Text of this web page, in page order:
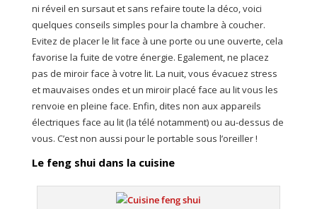
ni réveil en sursaut et sans refaire toute la déco, voici
quelques conseils simples pour la chambre à coucher.
Evitez de placer le lit face à une porte ou une ouverte, cela
favorise la fuite de votre énergie. Egalement, ne placez
pas de miroir face à votre lit. La nuit, vous évacuez stress
et mauvaises ondes et un miroir placé face au lit vous les
renvoie en pleine face. Enfin, dites non aux appareils
électriques face au lit (la télé notamment) ou au-dessus de
vous. C’est non aussi pour le portable sous l’oreiller !
Le feng shui dans la cuisine